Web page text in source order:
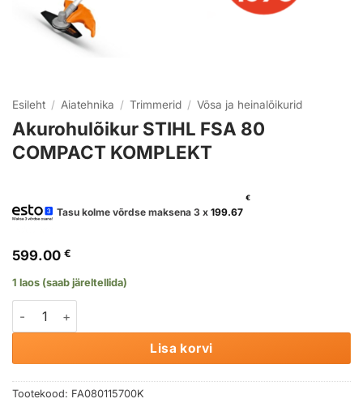
Esileht / Aiatehnika / Trimmerid / Võsa ja heinalõikurid
Akurohulõikur STIHL FSA 80
COMPACT KOMPLEKT
Tasu kolme võrdse maksena 3 x 199.67
€
599.00 €
1 laos (saab järeltellida)
Akurohulõikur STIHL FSA 80 COMPACT KOMPLEKT kogus
Lisa korvi
Tootekood: FA080115700K